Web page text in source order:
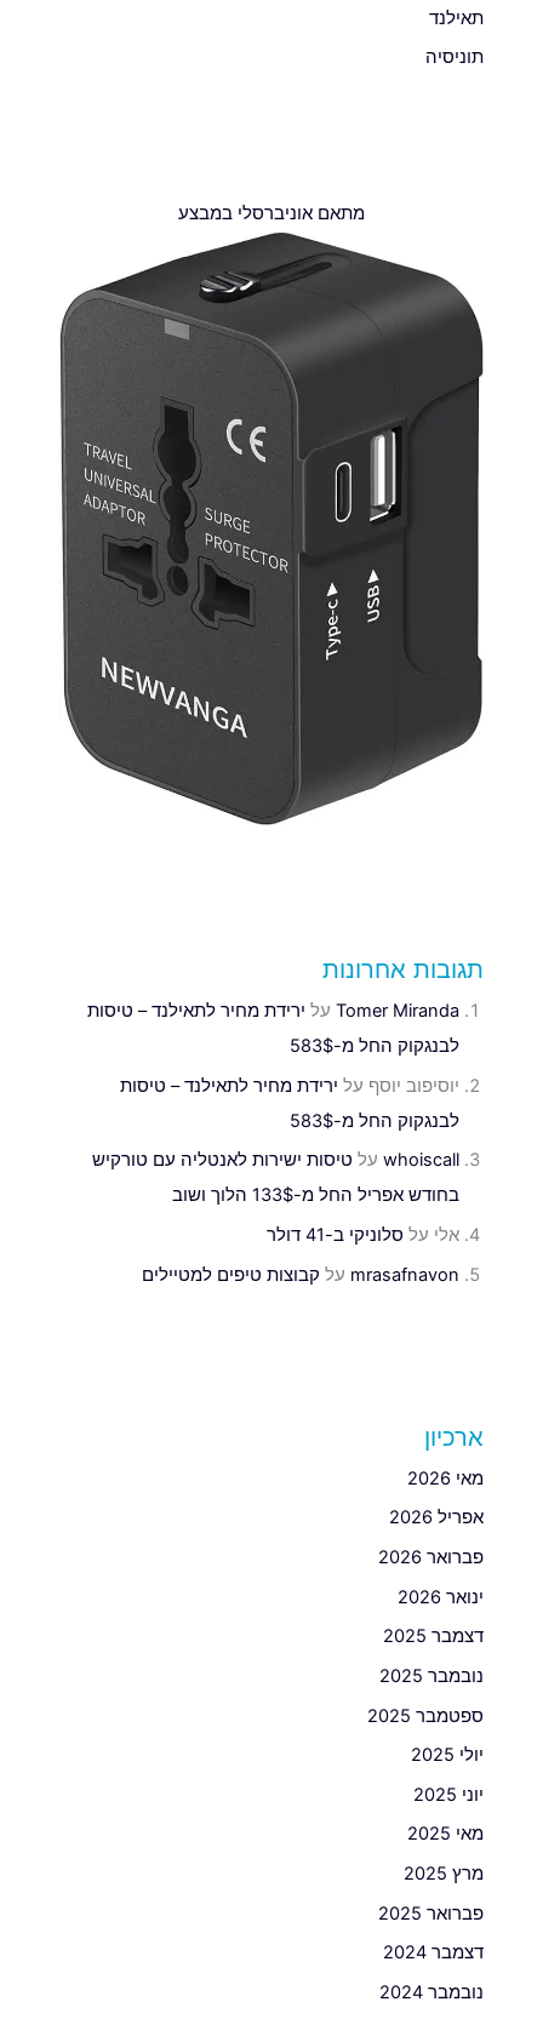
תאילנד
תוניסיה
מתאם אוניברסלי במבצע
תגובות אחרונות
Tomer Miranda על ירידת מחיר לתאילנד – טיסות
לבנגקוק החל מ-583$
יוסיפוב יוסף על ירידת מחיר לתאילנד – טיסות
לבנגקוק החל מ-583$
whoiscall על טיסות ישירות לאנטליה עם טורקיש
בחודש אפריל החל מ-133$ הלוך ושוב
אלי על סלוניקי ב-41 דולר
mrasafnavon על קבוצות טיפים למטיילים
ארכיון
מאי 2026
אפריל 2026
פברואר 2026
ינואר 2026
דצמבר 2025
נובמבר 2025
ספטמבר 2025
יולי 2025
יוני 2025
מאי 2025
מרץ 2025
פברואר 2025
דצמבר 2024
נובמבר 2024